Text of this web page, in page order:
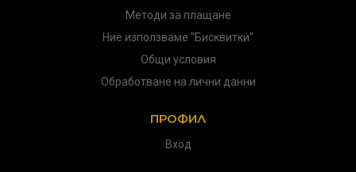
Методи за плащане
Ние използваме "Бисквитки"
Общи условия
Обработване на лични данни
ПРОФИЛ
Вход